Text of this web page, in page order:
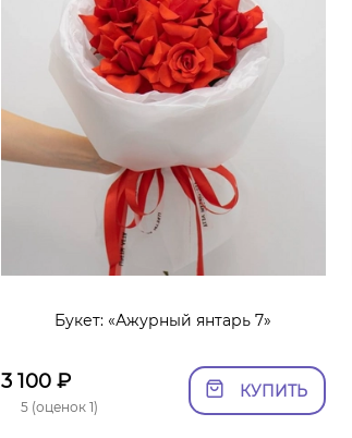
Букет: «Ажурный янтарь 7»
3 100 ₽
5 (оценок 1)
КУПИТЬ